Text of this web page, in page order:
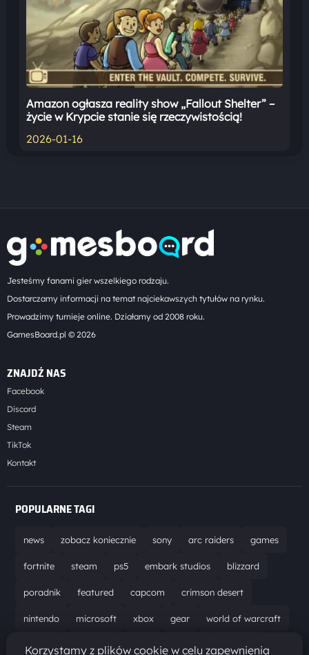
Amazon ogłasza reality show „Fallout Shelter” –
życie w Krypcie stanie się rzeczywistością!
2026-01-16
Jesteśmy fanami gier wszelkiego rodzaju.
Dostarczamy informacji na temat najciekawszych tytułów na rynku.
Prowadzimy turnieje online. Działamy od 2008 roku.
GamesBoard.pl © 2026
ZNAJDŹ NAS
Facebook
Discord
Steam
TikTok
Kontakt
POPULARNE TAGI
news zobacz koniecznie sony arc raiders games
fortnite steam ps5 embark studios blizzard
poradnik featured capcom crimson desert
nintendo microsoft xbox gear world of warcraft
solucja marathon ubisoft bungie recenzja
Korzystamy z plików cookie w celu zapewnienia